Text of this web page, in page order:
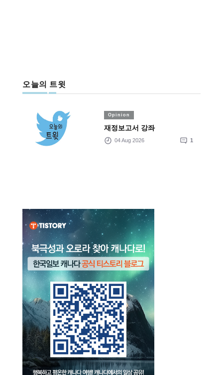
오늘의 트윗
Opinion
재정보고서 강좌
04 Aug 2026 1